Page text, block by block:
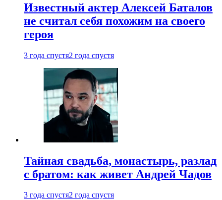
Известный актер Алексей Баталов
не считал себя похожим на своего
героя
3 года спустя2 года спустя
Тайная свадьба, монастырь, разлад
с братом: как живет Андрей Чадов
3 года спустя2 года спустя